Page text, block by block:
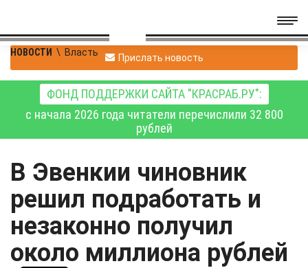
НОВОСТИ \ Власть Прислать новость
ФОНД ПОДДЕРЖКИ САЙТА "КРАСРАБ.РУ":
с начала 2026 года читатели перечислили 32 800
рублей
В Эвенкии чиновник
решил подработать и
незаконно получил
около миллиона рублей